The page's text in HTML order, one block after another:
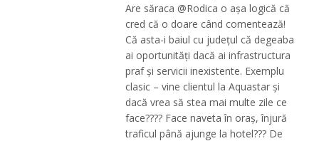
Are săraca @Rodica o așa logică că
cred că o doare când comentează!
Că asta-i baiul cu județul că degeaba
ai oportunități dacă ai infrastructura
praf și servicii inexistente. Exemplu
clasic – vine clientul la Aquastar și
dacă vrea să stea mai multe zile ce
face???? Face naveta în oraș, înjură
traficul până ajunge la hotel??? De